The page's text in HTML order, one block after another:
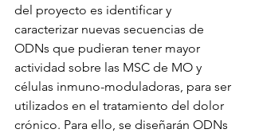
del proyecto es identificar y
caracterizar nuevas secuencias de
ODNs que pudieran tener mayor
actividad sobre las MSC de MO y
células inmuno-moduladoras, para ser
utilizados en el tratamiento del dolor
crónico. Para ello, se diseñarán ODNs